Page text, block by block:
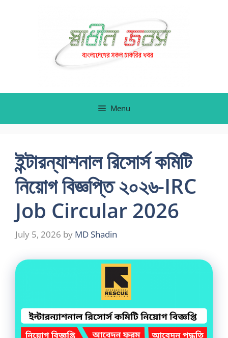
Menu
ইন্টারন্যাশনাল রিসোর্স কমিটি
নিয়োগ বিজ্ঞপ্তি ২০২৬-IRC
Job Circular 2026
July 5, 2026 by MD Shadin